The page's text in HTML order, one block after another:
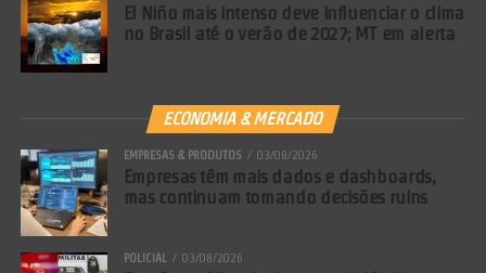
El Niño mais intenso deve influenciar o clima
no Brasil até o verão de 2027; MT em alerta
ECONOMIA & MERCADO
EMPRESAS & PRODUTOS 03/08/2026
Empresas têm mais dados e dashboards,
mas continuam tomando decisões ruins
POLICIAL 03/08/2026